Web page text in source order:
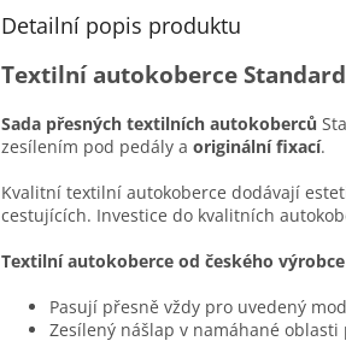
Detailní popis produktu
Textilní autokoberce
Sada přesných textilních autokoberců
zesílením pod pedály a originální fixací.
Kvalitní textilní autokoberce dodávají
cestujících. Investice do kvalitních
Textilní autokoberce od českého
Pasují přesně vždy pro uvedený
Zesílený nášlap v namáhané